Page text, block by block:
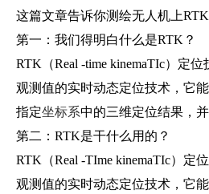
这篇文章告诉你测绘无人机上
第一：我们得明白什么是RTK？
RTK（Real -time kinemaTIc）定
观测值的实时动态定位技术，它
指定坐标系中的三维定位结果，
第二：RTK是干什么用的？
RTK（Real -TIme kinemaTIc）定
观测值的实时动态定位技术，它